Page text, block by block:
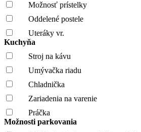
Možnosť prístelky
Oddelené postele
Uteráky vr.
Kuchyňa
Stroj na kávu
Umývačka riadu
Chladnička
Zariadenia na varenie
Práčka
Možnosti parkovania